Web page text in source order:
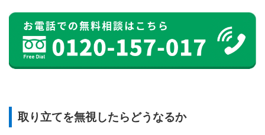
取り立てを無視したらどうなるか